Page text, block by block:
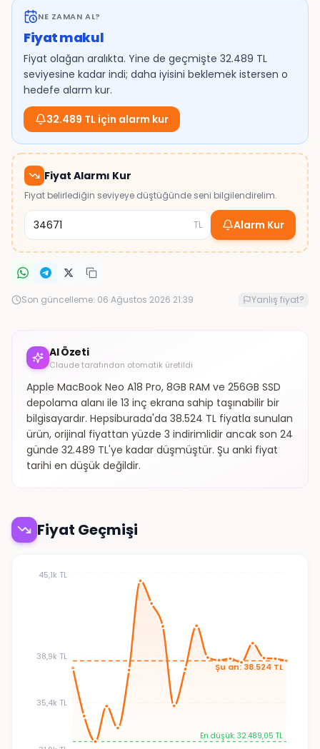
NE ZAMAN AL?
Fiyat makul
Fiyat olağan aralıkta. Yine de geçmişte 32.489 TL
seviyesine kadar indi; daha iyisini beklemek istersen o
hedefe alarm kur.
32.489 TL için alarm kur
Fiyat Alarmı Kur
Fiyat belirlediğin seviyeye düştüğünde seni bilgilendirelim.
TL Alarm Kur
Son güncelleme: 06 Ağustos 2026 21:39 Yanlış fiyat?
AI Özeti
Claude tarafından otomatik üretildi
Apple MacBook Neo A18 Pro, 8GB RAM ve 256GB SSD
depolama alanı ile 13 inç ekrana sahip taşınabilir bir
bilgisayardır. Hepsiburada'da 38.524 TL fiyatla sunulan
ürün, orijinal fiyattan yüzde 3 indirimlidir ancak son 24
günde 32.489 TL'ye kadar düşmüştür. Şu anki fiyat
tarihi en düşük değildir.
Fiyat Geçmişi
35,4k TL
38,9k TL
45,1k TL
Şu an: 38.524 TL
En düşük: 32.489,05 TL